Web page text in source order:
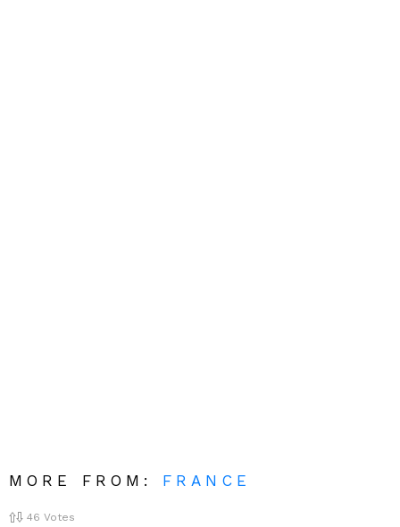
MORE FROM: FRANCE
46 Votes